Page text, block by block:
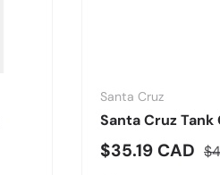
Santa Cruz
Santa Cruz
Precio de
$35.19 CAD